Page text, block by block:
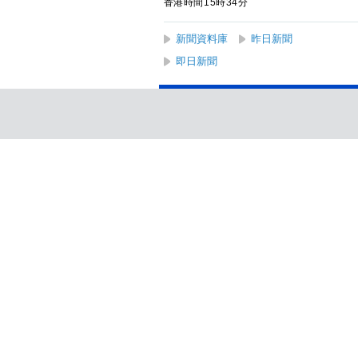
香港時間15時34分
新聞資料庫 昨日新聞
即日新聞